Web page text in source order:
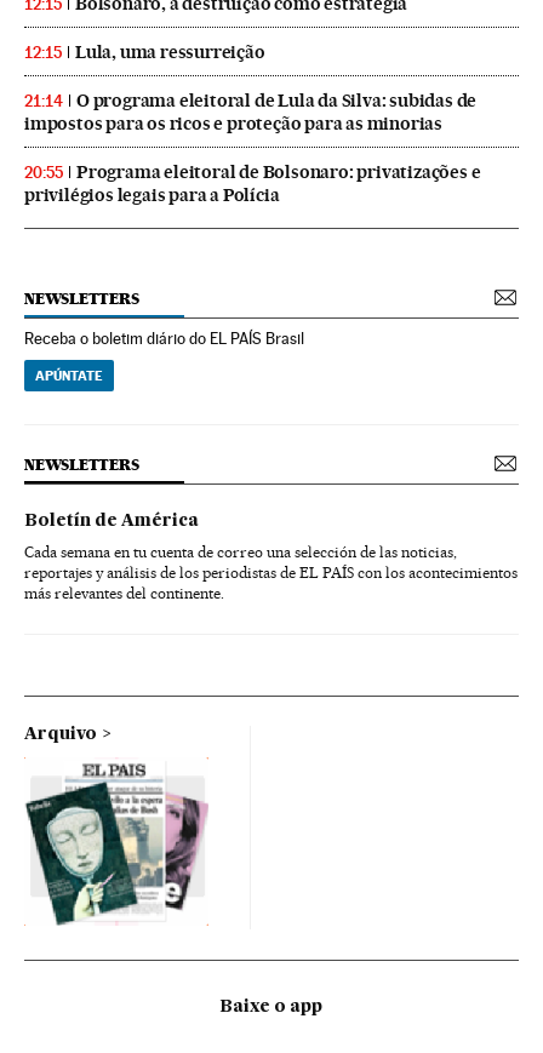
12:15
12:15 Lula, uma ressurreição
21:14
O programa eleitoral de Lula da Silva: subidas de
impostos para os ricos e proteção para as minorias
20:55
Programa eleitoral de Bolsonaro: privatizações e
privilégios legais para a Polícia
NEWSLETTERS
Receba o boletim diário do EL PAÍS Brasil
APÚNTATE
NEWSLETTERS
Boletín de América
Cada semana en tu cuenta de correo una selección de las noticias,
reportajes y análisis de los periodistas de EL PAÍS con los acontecimientos
más relevantes del continente.
Arquivo
Baixe o app